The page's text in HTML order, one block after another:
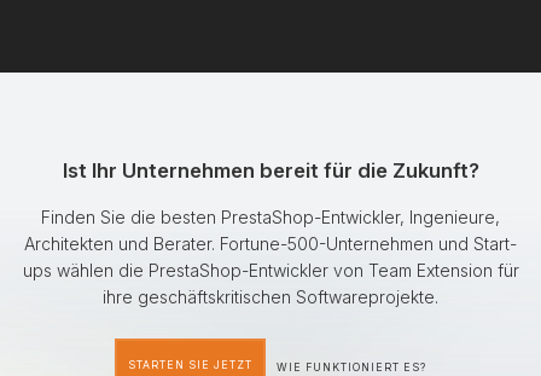
Ist Ihr Unternehmen bereit für die Zukunft?
Finden Sie die besten PrestaShop-Entwickler, Ingenieure,
Architekten und Berater. Fortune-500-Unternehmen und Start-
ups wählen die PrestaShop-Entwickler von Team Extension für
ihre geschäftskritischen Softwareprojekte.
STARTEN SIE JETZT WIE FUNKTIONIERT ES?